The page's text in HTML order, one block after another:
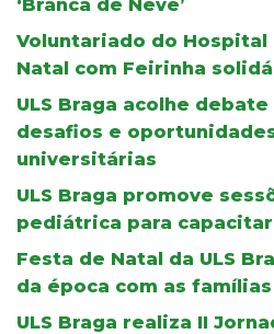
‘Branca de Neve’
Voluntariado do Hospital
Natal com Feirinha
ULS Braga acolhe
desafios e oportunidades
universitárias
ULS Braga promove
pediátrica para
Festa de Natal da ULS
da época com as
ULS Braga realiza II